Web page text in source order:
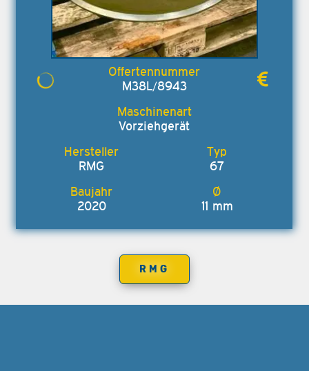
M38L/8943
Vorziehgerät
RMG 67
2020 11 mm
RMG